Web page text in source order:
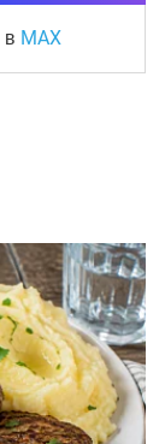
в MAX